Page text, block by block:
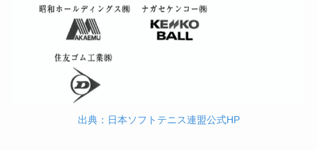
出典：日本ソフトテニス連盟公式HP